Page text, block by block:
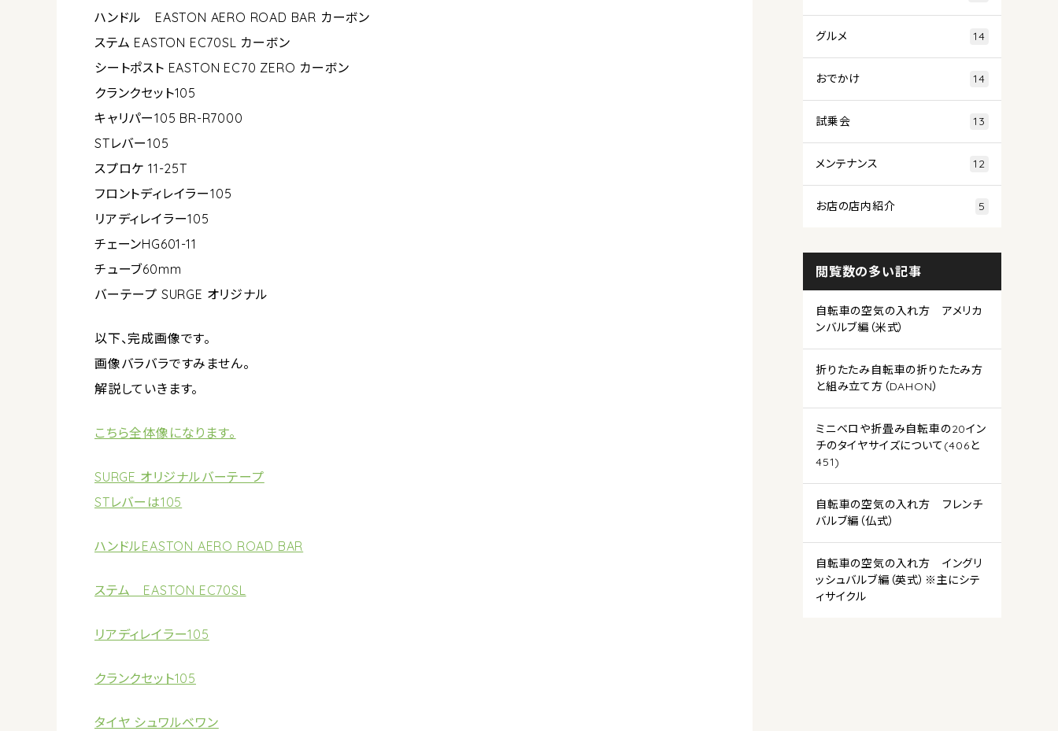
ハンドル EASTON AERO ROAD BAR カーボン
ステム EASTON EC70SL カーボン
シートポスト EASTON EC70 ZERO カーボン
クランクセット105
キャリパー105 BR-R7000
STレバー105
スプロケ 11-25T
フロントディレイラー105
リアディレイラー105
チェーンHG601-11
チューブ60mm
バーテープ SURGE オリジナル
以下、完成画像です。
画像バラバラですみません。
解説していきます。
こちら全体像になります。
SURGE オリジナルバーテープ
STレバーは105
ハンドルEASTON AERO ROAD BAR
ステム EASTON EC70SL
リアディレイラー105
クランクセット105
タイヤ シュワルベワン
グルメ 14
おでかけ 14
試乗会 13
メンテナンス 12
お店の店内紹介 5
閲覧数の多い記事
自転車の空気の入れ方 アメリカ
ンバルブ編（米式）
折りたたみ自転車の折りたたみ方
と組み立て方（DAHON）
ミニベロや折畳み自転車の20イン
チのタイヤサイズについて(406と
451)
自転車の空気の入れ方 フレンチ
バルブ編（仏式）
自転車の空気の入れ方 イングリ
ッシュバルブ編（英式）※主にシテ
ィサイクル